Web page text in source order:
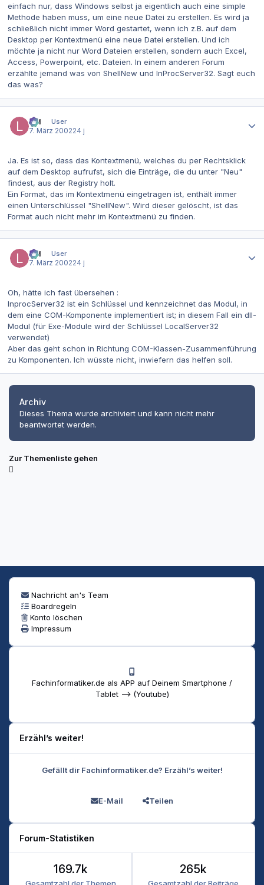
einfach nur, dass Windows selbst ja eigentlich auch eine simple
Methode haben muss, um eine neue Datei zu erstellen. Es wird ja
schließlich nicht immer Word gestartet, wenn ich z.B. auf dem
Desktop per Kontextmenü eine neue Datei erstellen. Und ich
möchte ja nicht nur Word Dateien erstellen, sondern auch Excel,
Access, Powerpoint, etc. Dateien. In einem anderen Forum
erzählte jemand was von ShellNew und InProcServer32. Sagt euch
das was?
lpd
User
7. März 200224 j
Ja. Es ist so, dass das Kontextmenü, welches du per Rechtsklick
auf dem Desktop aufrufst, sich die Einträge, die du unter "Neu"
findest, aus der Registry holt.
Ein Format, das im Kontextmenü eingetragen ist, enthält immer
einen Unterschlüssel "ShellNew". Wird dieser gelöscht, ist das
Format auch nicht mehr im Kontextmenü zu finden.
lpd
User
7. März 200224 j
Oh, hätte ich fast übersehen :
InprocServer32 ist ein Schlüssel und kennzeichnet das Modul, in
dem eine COM-Komponente implementiert ist; in diesem Fall ein dll-
Modul (für Exe-Module wird der Schlüssel LocalServer32
verwendet)
Aber das geht schon in Richtung COM-Klassen-Zusammenführung
zu Komponenten. Ich wüsste nicht, inwiefern das helfen soll.
Archiv
Dieses Thema wurde archiviert und kann nicht mehr
beantwortet werden.
Zur Themenliste gehen
Nachricht an's Team
Boardregeln
Konto löschen
Impressum
Fachinformatiker.de als APP auf Deinem Smartphone /
Tablet --> (Youtube)
Erzähl’s weiter!
Gefällt dir Fachinformatiker.de? Erzähl’s weiter!
E-Mail Teilen
Forum-Statistiken
169.7k 265k